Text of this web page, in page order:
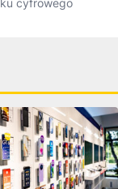
cyfrowego